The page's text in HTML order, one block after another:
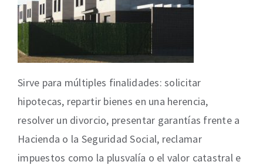
Sirve para múltiples finalidades: solicitar
hipotecas, repartir bienes en una herencia,
resolver un divorcio, presentar garantías frente a
Hacienda o la Seguridad Social, reclamar
impuestos como la plusvalía o el valor catastral e